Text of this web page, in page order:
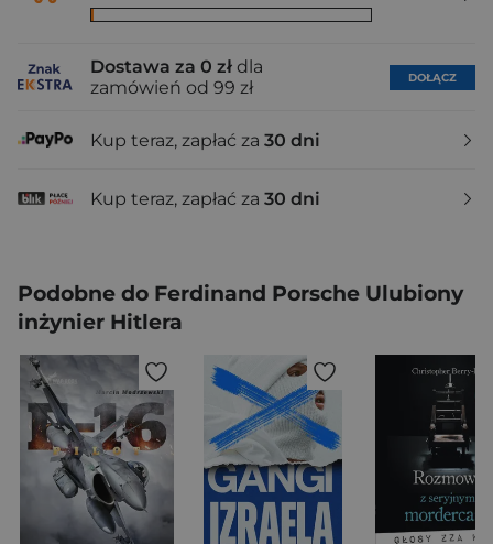
Dostawa za 0 zł dla
zamówień od 99 zł
DOŁĄCZ
Kup teraz, zapłać za 30 dni
Kup teraz, zapłać za 30 dni
Podobne do Ferdinand Porsche Ulubiony
inżynier Hitlera